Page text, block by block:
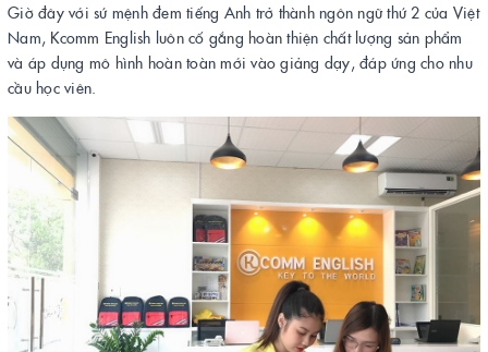
Giờ đây với sứ mệnh đem tiếng Anh trở thành ngôn ngữ thứ 2 của Việt
Nam, Kcomm English luôn cố gắng hoàn thiện chất lượng sản phẩm
và áp dụng mô hình hoàn toàn mới vào giảng dạy, đáp ứng cho nhu
cầu học viên.